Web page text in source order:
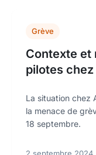
Grève
Contexte et
pilotes
La situation chez
la menace de
18 septembre.